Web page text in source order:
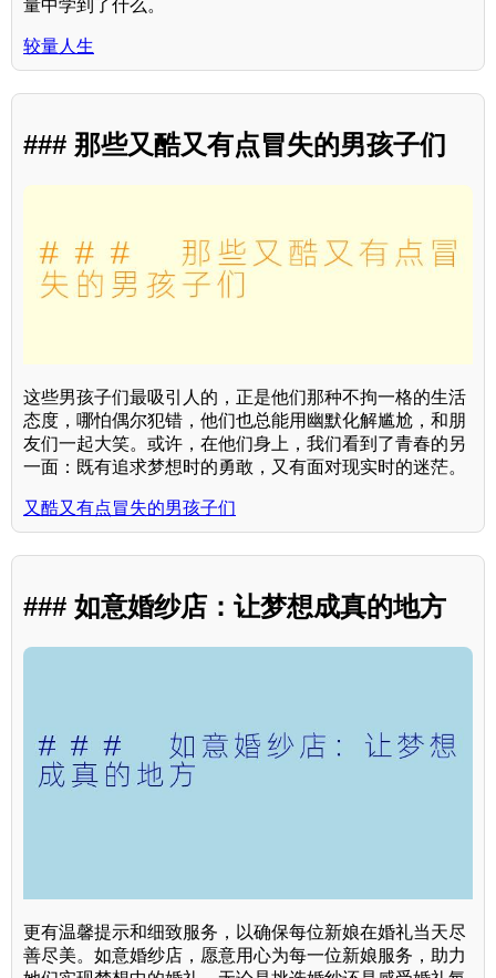
量中学到了什么。
较量人生
### 那些又酷又有点冒失的男孩子们
这些男孩子们最吸引人的，正是他们那种不拘一格的生活
态度，哪怕偶尔犯错，他们也总能用幽默化解尴尬，和朋
友们一起大笑。或许，在他们身上，我们看到了青春的另
一面：既有追求梦想时的勇敢，又有面对现实时的迷茫。
又酷又有点冒失的男孩子们
### 如意婚纱店：让梦想成真的地方
更有温馨提示和细致服务，以确保每位新娘在婚礼当天尽
善尽美。如意婚纱店，愿意用心为每一位新娘服务，助力